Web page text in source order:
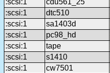
:scsi:1
cdu561_25
:scsi:1
dtc510
:scsi:1
sa1403d
:scsi:1
pc98_hd
:scsi:1
tape
:scsi:1
s1410
:scsi:1
cw7501